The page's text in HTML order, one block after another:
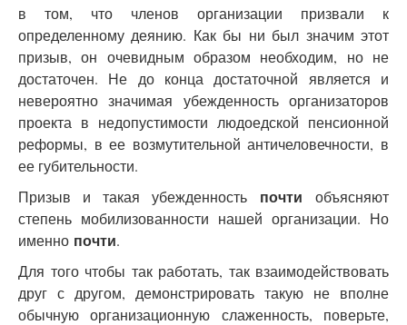
в том, что членов организации призвали к
определенному деянию. Как бы ни был значим этот
призыв, он очевидным образом необходим, но не
достаточен. Не до конца достаточной является и
невероятно значимая убежденность организаторов
проекта в недопустимости людоедской пенсионной
реформы, в ее возмутительной античеловечности, в
ее губительности.
Призыв и такая убежденность почти объясняют
степень мобилизованности нашей организации. Но
именно почти.
Для того чтобы так работать, так взаимодействовать
друг с другом, демонстрировать такую не вполне
обычную организационную слаженность, поверьте,